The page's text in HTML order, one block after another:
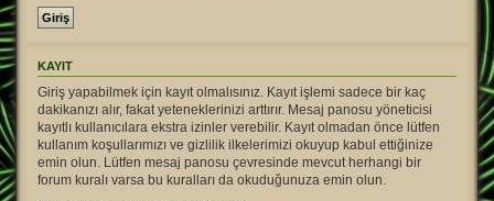
KAYIT
Giriş yapabilmek için kayıt olmalısınız. Kayıt işlemi sadece bir kaç
dakikanızı alır, fakat yeteneklerinizi arttırır. Mesaj panosu yöneticisi
kayıtlı kullanıcılara ekstra izinler verebilir. Kayıt olmadan önce lütfen
kullanım koşullarımızı ve gizlilik ilkelerimizi okuyup kabul ettiğinize
emin olun. Lütfen mesaj panosu çevresinde mevcut herhangi bir
forum kuralı varsa bu kuralları da okuduğunuza emin olun.